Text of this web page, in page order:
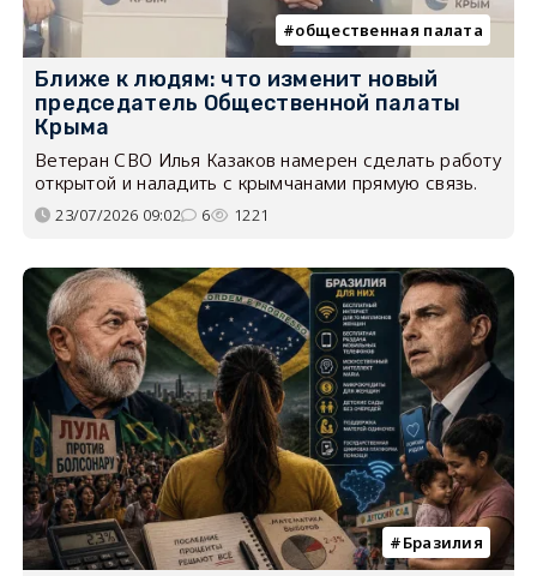
общественная палата
Ближе к людям: что изменит новый
председатель Общественной палаты
Крыма
Ветеран СВО Илья Казаков намерен сделать работу
открытой и наладить с крымчанами прямую связь.
23/07/2026 09:02 6 1221
Бразилия